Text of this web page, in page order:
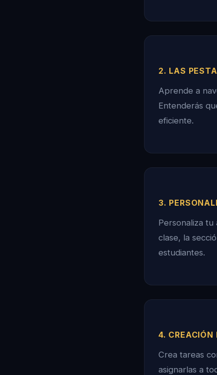
2. LAS
Aprende a
Entenderás
eficiente.
3.
Personaliza tu
clase, la
estudiantes.
4. CREACIÓN
Crea tareas
asignarlas a